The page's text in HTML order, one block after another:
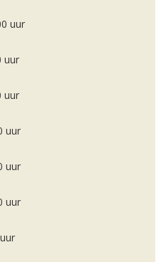
uur
uur
uur
uur
uur
uur